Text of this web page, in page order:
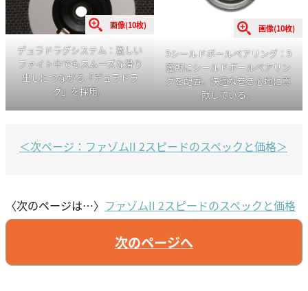
画像(10枚)
デュラドラグシステム：激しい
ファイト中でもスムーズな滑り
出しにつながる「デュラドラ
グ」を採用。
画像(10枚)
5シールドボールベアリング：5
箇所にシールドボールベアリン
グを配置。快適な巻き心地に貢
献している。
＜次ページ：ファゾムII 2スピードのスペックと価格＞
〈次のページは…〉 ファゾムII 2スピードのスペックと価格
次のページへ